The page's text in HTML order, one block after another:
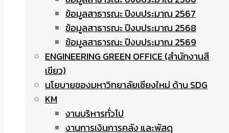
ข้อมูลสาธารณะ ปีงบประมาณ 2567
ข้อมูลสาธารณะ ปีงบประมาณ 2568
ข้อมูลสาธารณะ ปีงบประมาณ 2569
ENGINEERING GREEN OFFICE (สำนักงานสี
เขียว)
นโยบายของมหาวิทยาลัยเชียงใหม่ ด้าน SDG
KM
งานบริหารทั่วไป
งานการเงินการคลัง และพัสดุ